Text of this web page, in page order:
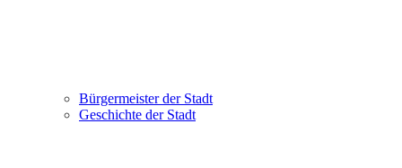
Bürgermeister der Stadt
Geschichte der Stadt